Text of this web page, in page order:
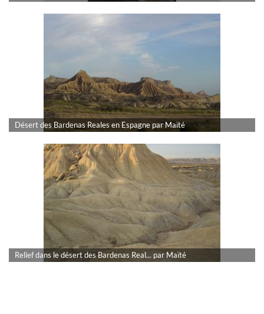
Désert des Bardenas Reales en Espagne par Maïté
Relief dans le désert des Bardenas Real... par Maïté